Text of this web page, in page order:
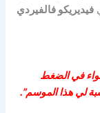
فيديريكو فالفيردي
سواء في الضغط
لي هذا الموسم”.